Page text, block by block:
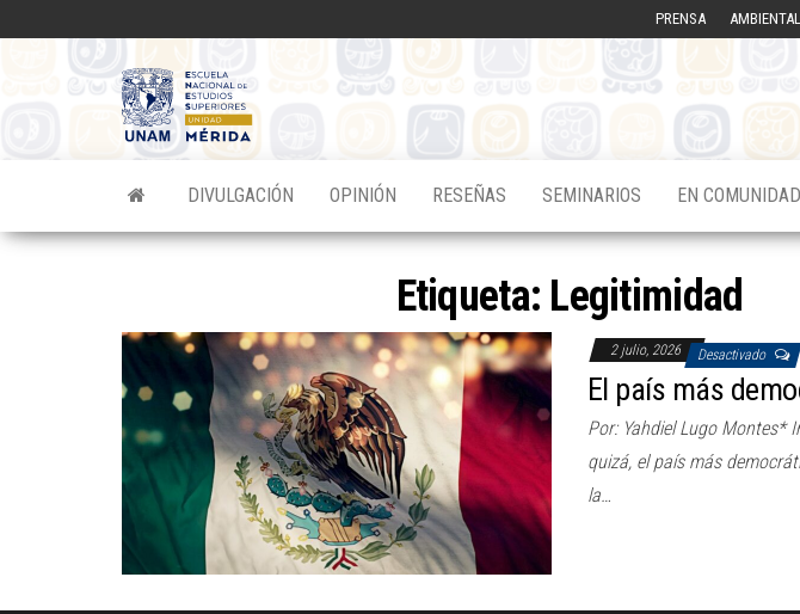
PRENSA
Mérida
DIVULGACIÓN OPINIÓN RESEÑAS SEMINARIOS EN COMUNIDAD
Etiqueta: Legitimidad
2 julio, 2026 Desactivado
El país más
Por: Yahdiel Lugo Montes*
quizá, el país más
la…